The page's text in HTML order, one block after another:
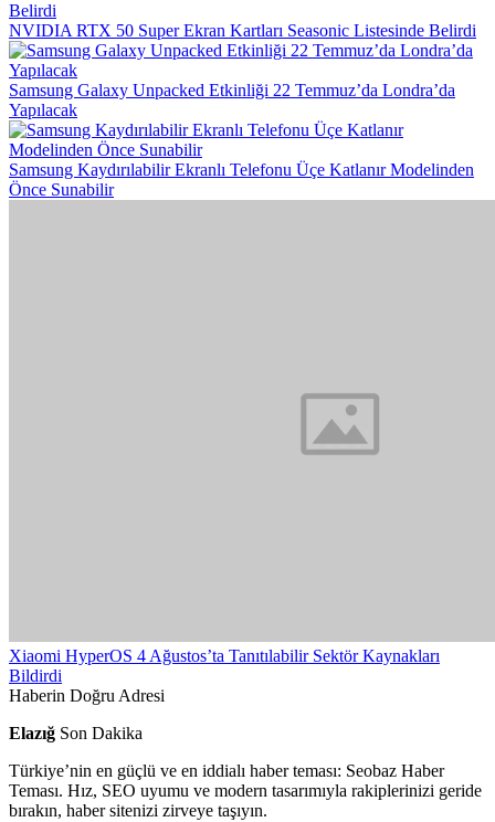
NVIDIA RTX 50 Super Ekran Kartları Seasonic Listesinde Belirdi
Samsung Galaxy Unpacked Etkinliği 22 Temmuz’da Londra’da
Yapılacak
Samsung Kaydırılabilir Ekranlı Telefonu Üçe Katlanır Modelinden
Önce Sunabilir
Xiaomi HyperOS 4 Ağustos’ta Tanıtılabilir Sektör Kaynakları
Bildirdi
Haberin Doğru Adresi
Elazığ Son Dakika
Türkiye’nin en güçlü ve en iddialı haber teması: Seobaz Haber
Teması. Hız, SEO uyumu ve modern tasarımıyla rakiplerinizi geride
bırakın, haber sitenizi zirveye taşıyın.